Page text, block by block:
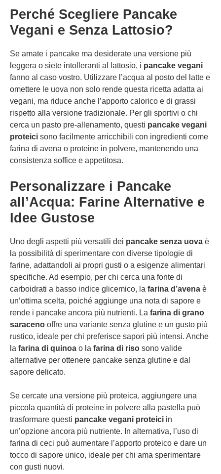
Perché Scegliere Pancake
Vegani e Senza Lattosio?
Se amate i pancake ma desiderate una versione più
leggera o siete intolleranti al lattosio, i pancake vegani
fanno al caso vostro. Utilizzare l’acqua al posto del latte e
omettere le uova non solo rende questa ricetta adatta ai
vegani, ma riduce anche l’apporto calorico e di grassi
rispetto alla versione tradizionale. Per gli sportivi o chi
cerca un pasto pre-allenamento, questi pancake vegani
proteici sono facilmente arricchibili con ingredienti come
farina di avena o proteine in polvere, mantenendo una
consistenza soffice e appetitosa.
Personalizzare i Pancake
all’Acqua: Farine Alternative e
Idee Gustose
Uno degli aspetti più versatili dei pancake senza uova è
la possibilità di sperimentare con diverse tipologie di
farine, adattandoli ai propri gusti o a esigenze alimentari
specifiche. Ad esempio, per chi cerca una fonte di
carboidrati a basso indice glicemico, la farina d’avena è
un’ottima scelta, poiché aggiunge una nota di sapore e
rende i pancake ancora più nutrienti. La farina di grano
saraceno offre una variante senza glutine e un gusto più
rustico, ideale per chi preferisce sapori più intensi. Anche
la farina di quinoa o la farina di riso sono valide
alternative per ottenere pancake senza glutine e dal
sapore delicato.
Se cercate una versione più proteica, aggiungere una
piccola quantità di proteine in polvere alla pastella può
trasformare questi pancake vegani proteici in
un’opzione ancora più nutriente. In alternativa, l’uso di
farina di ceci può aumentare l’apporto proteico e dare un
tocco di sapore unico, ideale per chi ama sperimentare
con gusti nuovi.